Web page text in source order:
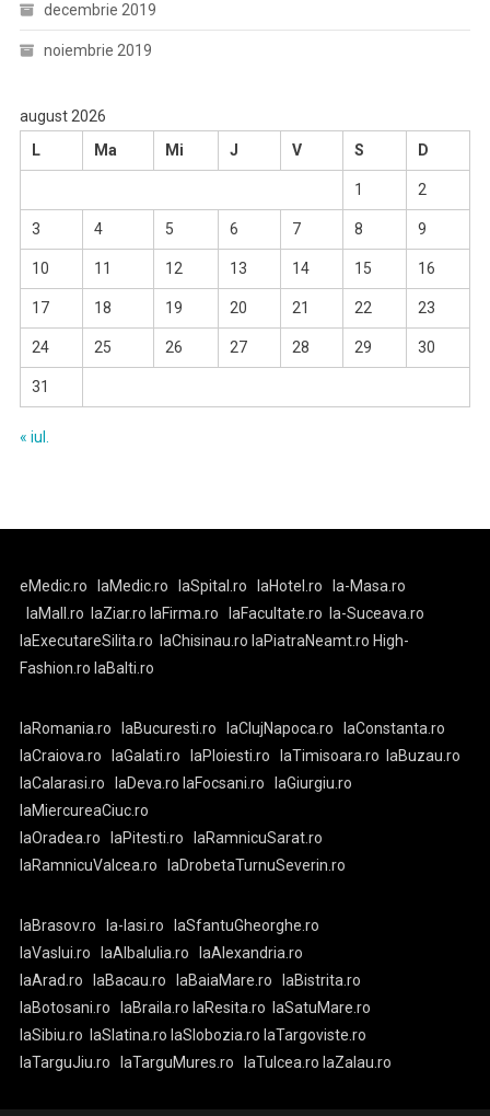
decembrie 2019
noiembrie 2019
august 2026
L
Ma Mi J V S D
1 2
3 4 5 6 7 8 9
10 11 12 13 14 15 16
17 18 19 20 21 22 23
24 25 26 27 28 29 30
31
« iul.
eMedic.ro laMedic.ro laSpital.ro laHotel.ro
la-Masa.ro
laMall.ro
laZiar.ro laFirma.ro laFacultate.ro
la-Suceava.ro
laExecutareSilita.ro
laChisinau.ro laPiatraNeamt.ro High-
Fashion.ro laBalti.ro
laRomania.ro laBucuresti.ro laClujNapoca.ro
laConstanta.ro
laCraiova.ro
laGalati.ro laPloiesti.ro laTimisoara.ro
laBuzau.ro
laCalarasi.ro
laDeva.ro laFocsani.ro
laGiurgiu.ro
laMiercureaCiuc.ro
laOradea.ro
laPitesti.ro
laRamnicuSarat.ro
laRamnicuValcea.ro
laDrobetaTurnuSeverin.ro
laBrasov.ro la-Iasi.ro
laSfantuGheorghe.ro
laVaslui.ro
laAlbaIulia.ro
laAlexandria.ro
laArad.ro
laBacau.ro laBaiaMare.ro
laBistrita.ro
laBotosani.ro
laBraila.ro laResita.ro
laSatuMare.ro
laSibiu.ro
laSlatina.ro laSlobozia.ro laTargoviste.ro
laTarguJiu.ro
laTarguMures.ro laTulcea.ro laZalau.ro